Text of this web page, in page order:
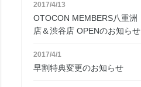
2017/4/13
OTOCON MEMBERS八重洲
店＆渋谷店 OPENのお知らせ
2017/4/1
早割特典変更のお知らせ